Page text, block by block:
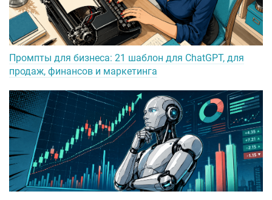
Промпты для бизнеса: 21 шаблон для ChatGPT, для
продаж, финансов и маркетинга